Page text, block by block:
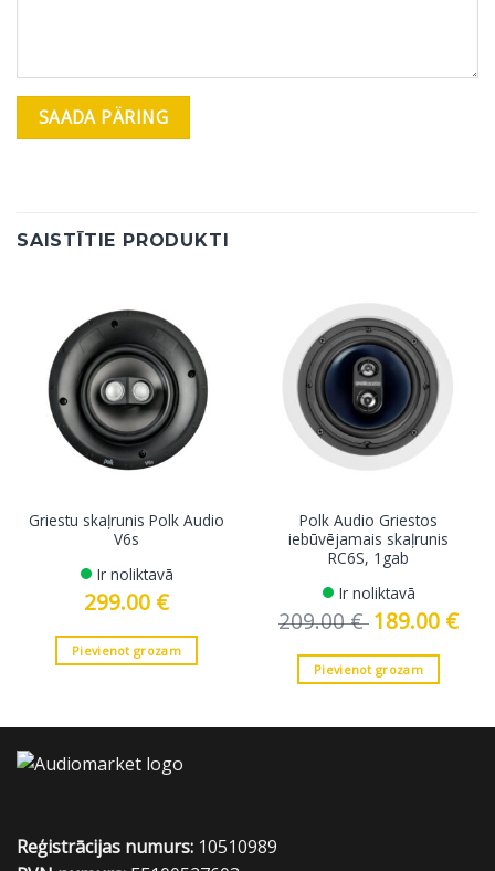
SAISTĪTIE PRODUKTI
Griestu skaļrunis Polk Audio
V6s
Ir noliktavā
299.00 €
Pievienot grozam
Polk Audio Griestos
iebūvējamais skaļrunis
RC6S, 1gab
Ir noliktavā
209.00€ Original
price
209.00 €.
189.00 €price
Pievienot grozam
Reģistrācijas numurs: 10510989